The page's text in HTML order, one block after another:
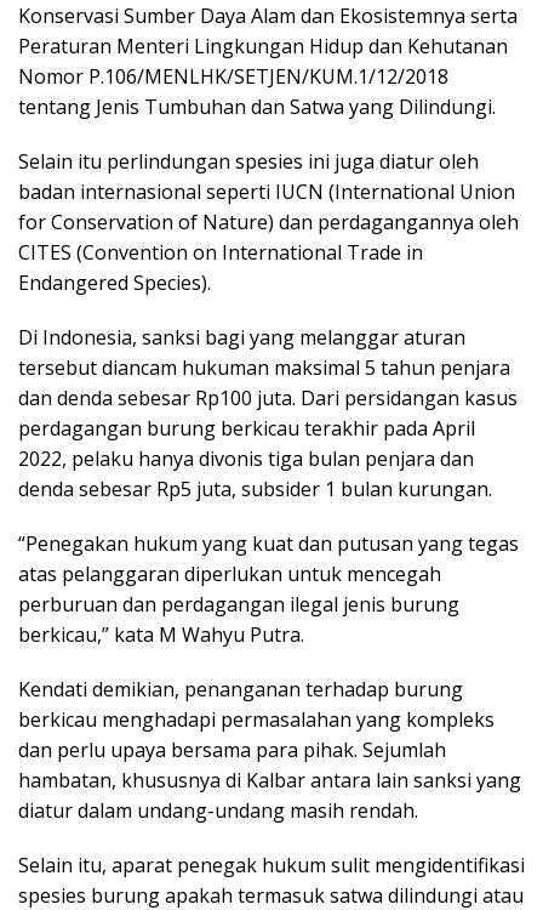
Konservasi Sumber Daya Alam dan Ekosistemnya serta
Peraturan Menteri Lingkungan Hidup dan Kehutanan
Nomor P.106/MENLHK/SETJEN/KUM.1/12/2018
tentang Jenis Tumbuhan dan Satwa yang Dilindungi.
Selain itu perlindungan spesies ini juga diatur oleh
badan internasional seperti IUCN (International Union
for Conservation of Nature) dan perdagangannya oleh
CITES (Convention on International Trade in
Endangered Species).
Di Indonesia, sanksi bagi yang melanggar aturan
tersebut diancam hukuman maksimal 5 tahun penjara
dan denda sebesar Rp100 juta. Dari persidangan kasus
perdagangan burung berkicau terakhir pada April
2022, pelaku hanya divonis tiga bulan penjara dan
denda sebesar Rp5 juta, subsider 1 bulan kurungan.
“Penegakan hukum yang kuat dan putusan yang tegas
atas pelanggaran diperlukan untuk mencegah
perburuan dan perdagangan ilegal jenis burung
berkicau,” kata M Wahyu Putra.
Kendati demikian, penanganan terhadap burung
berkicau menghadapi permasalahan yang kompleks
dan perlu upaya bersama para pihak. Sejumlah
hambatan, khususnya di Kalbar antara lain sanksi yang
diatur dalam undang-undang masih rendah.
Selain itu, aparat penegak hukum sulit mengidentifikasi
spesies burung apakah termasuk satwa dilindungi atau